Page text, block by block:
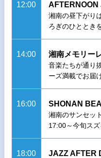
12:00 AFTERNOON
湘南の昼下がり
ろぎのひとときを
14:00 湘南メモリー
音楽たちが通り
ーズ満載でお届
16:00 SHONAN
湘南のサンセッ
17:00～今旬ス
18:00 JAZZ AFTER